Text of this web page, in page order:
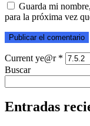
Guarda mi
para la próxima vez
Current ye@r *
Buscar
Entradas